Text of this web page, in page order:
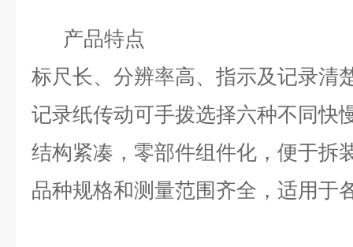
产品特点
标尺长、分辨率高、指示及记录清
记录纸传动可手拨选择六种不同快
结构紧凑，零部件组件化，便于拆
品种规格和测量范围齐全，适用于